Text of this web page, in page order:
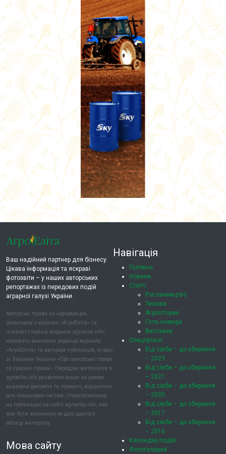
Ваш надійний партнер для бізнесу.
Цікава інформація та яскраві
фотозвіти – у наших авторських
репортажах із передових подій
аграрної галузі України.
Авторські права на інформацію,
розміщену у журналі «АгроЕліта» та
інтернет-сторінці видання agroelita.info,
належать виключно редакції журналу
«АгроЕліта» та авторам публікацій, згідно
зі Законом України «Про авторське право
та суміжні права». Передрук матеріалів з
agroelita.info дозволено лише за умови
вказівки джерела та прямого, відкритого
для пошукових систем, гіперпосилання
на публікацію на сайті agroelita.info, яке
має бути зазначено не далі другого
абзацу матеріалу.
Мова сайту
Навігація
Головна
Новини
Статті
Рослинництво
Техніка
Агроісторик
Гість номера
Виставки
Спецпроєкт
Від сівби – до збирання
– 2023
Від сівби – до збирання
– 2021
Від сівби – до збирання
– 2020
Від сівби – до збирання
– 2017
Від сівби – до збирання
– 2016
Календар подій
Фотогалерея